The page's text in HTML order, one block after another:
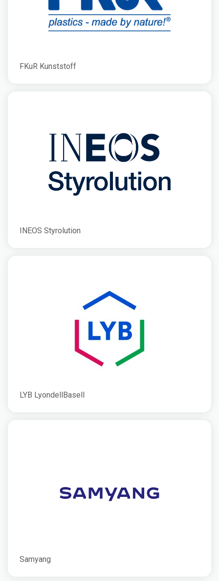
FKuR Kunststoff
INEOS Styrolution
LYB LyondellBasell
Samyang